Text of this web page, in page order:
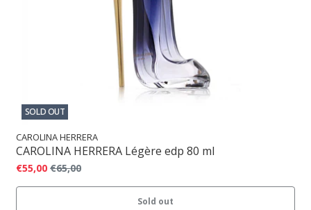
SOLD OUT
CAROLINA HERRERA
CAROLINA HERRERA Légère edp 80 ml
€55,00 €65,00
Sold out